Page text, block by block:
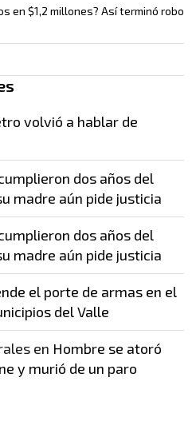
en $1,2 millones? Así terminó robo
volvió a hablar de
dos años del
madre aún pide justicia
dos años del
madre aún pide justicia
el porte de armas en el
del Valle
en Hombre se atoró
y murió de un paro